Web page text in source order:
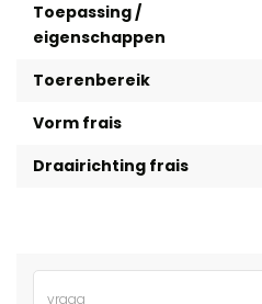
Toepassing /
eigenschappen
Toerenbereik
Vorm frais
Draairichting frais